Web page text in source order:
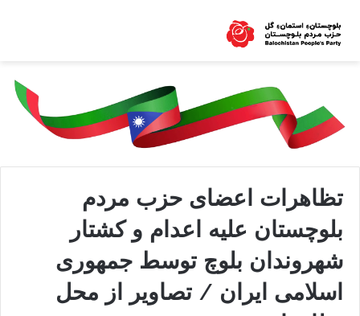
تظاهرات اعضای حزب مردم
بلوچستان علیه اعدام و کشتار
شهروندان بلوچ توسط جمهوری
اسلامی ايران / تصاویر از محل